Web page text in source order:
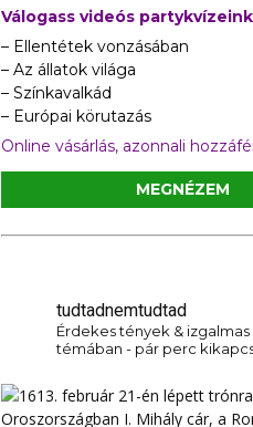
Válogass videós
– Ellentétek vonzásában
– Az állatok világa
– Színkavalkád
– Európai körutazás
Online vásárlás, azonnali
MEGNÉZEM
tudtadnemtudtad
Érdekes tények &
témában - pár perc